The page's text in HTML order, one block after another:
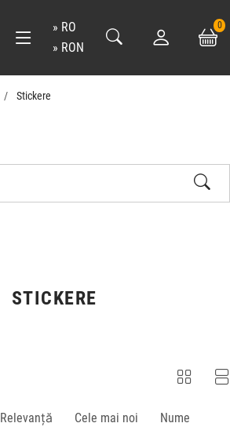
RO
RON
0
Stickere
STICKERE
Relevanţă Cele mai noi Nume